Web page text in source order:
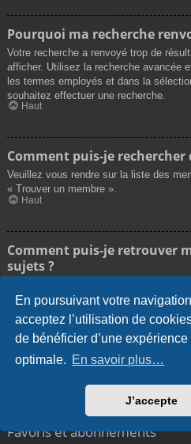
En poursuivant votre
acceptez l’utilisation de
de bénéficier d’une
optimale. En savoir plus…
J’accepte
Pourquoi ma recherche
Votre recherche a renvoyé trop de
afficher. Utilisez la recherche avancée
les termes employés et dans la
souhaitez effectuer une recherche.
Haut
Comment puis-je rechercher
Veuillez vous rendre sur la liste des
« Trouver un membre ».
Haut
Comment puis-je retrouver
sujets ?
Vos propres messages peuvent être
« Afficher vos messages » dans le
soit en cliquant sur le lien «
sur la page de votre propre profil ou
« Raccourcis » situé sur la partie
recherche de vos propres sujets,
remplissez convenablement les
Favoris et abonnements